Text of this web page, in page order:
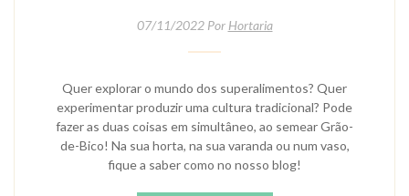
07/11/2022 Por Hortaria
Quer explorar o mundo dos superalimentos? Quer
experimentar produzir uma cultura tradicional? Pode
fazer as duas coisas em simultâneo, ao semear Grão-
de-Bico! Na sua horta, na sua varanda ou num vaso,
fique a saber como no nosso blog!